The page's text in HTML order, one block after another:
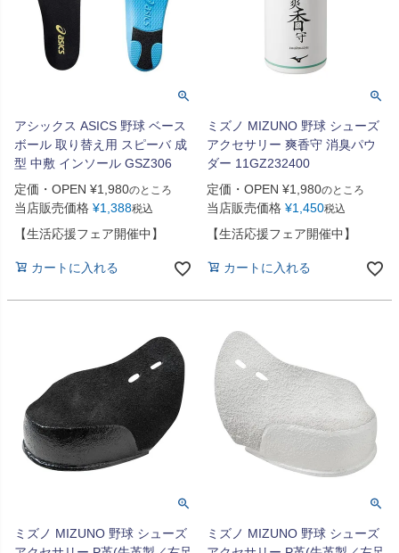
アシックス ASICS 野球 ベース
ボール 取り替え用 スピーバ 成
型 中敷 インソール GSZ306
定価・OPEN ¥1,980のところ
当店販売価格 ¥1,388税込
【生活応援フェア開催中】
カートに入れる
ミズノ MIZUNO 野球 シューズ
アクセサリー 爽香守 消臭パウ
ダー 11GZ232400
定価・OPEN ¥1,980のところ
当店販売価格 ¥1,450税込
【生活応援フェア開催中】
カートに入れる
ミズノ MIZUNO 野球 シューズ
ミズノ MIZUNO 野球 シューズ